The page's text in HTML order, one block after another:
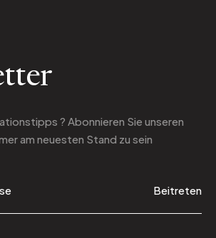
? Abonnieren Sie unseren
am neuesten Stand zu sein
Beitreten